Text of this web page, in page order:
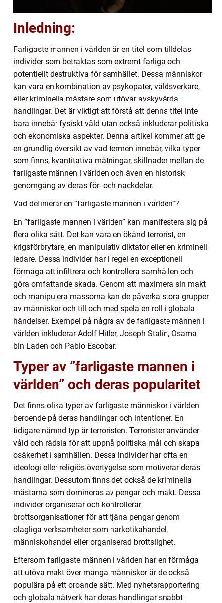
Inledning:
Farligaste mannen i världen är en titel som tilldelas
individer som betraktas som extremt farliga och
potentiellt destruktiva för samhället. Dessa människor
kan vara en kombination av psykopater, våldsverkare,
eller kriminella mästare som utövar avskyvärda
handlingar. Det är viktigt att förstå att denna titel inte
bara innebär fysiskt våld utan också inkluderar politiska
och ekonomiska aspekter. Denna artikel kommer att ge
en grundlig översikt av vad termen innebär, vilka typer
som finns, kvantitativa mätningar, skillnader mellan de
farligaste männen i världen och även en historisk
genomgång av deras för- och nackdelar.
Vad definierar en ”farligaste mannen i världen”?
En ”farligaste mannen i världen” kan manifestera sig på
flera olika sätt. Det kan vara en ökänd terrorist, en
krigsförbrytare, en manipulativ diktator eller en kriminell
ledare. Dessa individer har i regel en exceptionell
förmåga att infiltrera och kontrollera samhällen och
göra omfattande skada. Genom att maximera sin makt
och manipulera massorna kan de påverka stora grupper
av människor och till och med spela en roll i globala
händelser. Exempel på några av de farligaste männen i
världen inkluderar Adolf Hitler, Joseph Stalin, Osama
bin Laden och Pablo Escobar.
Typer av ”farligaste mannen i
världen” och deras popularitet
Det finns olika typer av farligaste människor i världen
beroende på deras handlingar och intentioner. En
tidigare nämnd typ är terroristen. Terrorister använder
våld och rädsla för att uppnå politiska mål och skapa
osäkerhet i samhällen. Dessa individer har ofta en
ideologi eller religiös övertygelse som motiverar deras
handlingar. Dessutom finns det också de kriminella
mästarna som domineras av pengar och makt. Dessa
individer organiserar och kontrollerar
brottsorganisationer för att tjäna pengar genom
olagliga verksamheter som narkotikahandel,
människohandel eller organiserad brottslighet.
Eftersom farligaste männen i världen har en förmåga
att utöva makt över många människor är de också
populära på ett oroande sätt. Med nyhetsrapportering
och globala nätverk har deras handlingar snabbt